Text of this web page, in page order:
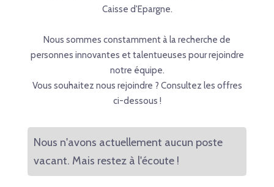
Caisse d'Epargne.
Nous sommes constamment à la recherche de
personnes innovantes et talentueuses pour rejoindre
notre équipe.
Vous souhaitez nous rejoindre ? Consultez les offres
ci-dessous !
Nous n'avons actuellement aucun poste
vacant. Mais restez à l'écoute !